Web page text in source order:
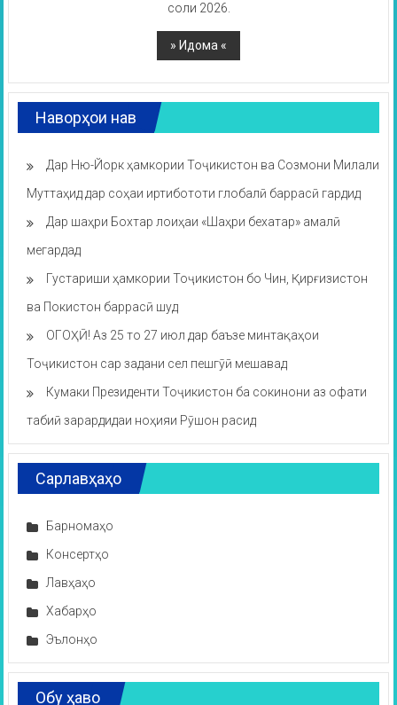
соли 2026.
Наворҳои нав
Дар Ню-Йорк ҳамкории Тоҷикистон ва Созмони Милали
Муттаҳид дар соҳаи иртибототи глобалӣ баррасӣ гардид
Дар шаҳри Бохтар лоиҳаи «Шаҳри бехатар» амалӣ
мегардад
Густариши ҳамкории Тоҷикистон бо Чин, Қирғизистон
ва Покистон баррасӣ шуд
ОГОҲӢ! Аз 25 то 27 июл дар баъзе минтақаҳои
Тоҷикистон сар задани сел пешгӯӣ мешавад
Кумаки Президенти Тоҷикистон ба сокинони аз офати
табиӣ зарардидаи ноҳияи Рӯшон расид
Сарлавҳаҳо
Барномаҳо
Консертҳо
Лавҳаҳо
Хабарҳо
Эълонҳо
Обу ҳаво